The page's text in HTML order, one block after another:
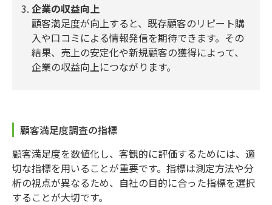
企業の収益向上
顧客満足度が向上すると、既存顧客のリピート購
入や口コミによる情報発信を期待できます。その
結果、売上の安定化や新規顧客の獲得によって、
企業の収益向上につながります。
顧客満足度調査の指標
顧客満足度を数値化し、客観的に評価するためには、適
切な指標を用いることが重要です。指標は測定方法や分
析の視点が異なるため、自社の目的に合った指標を選択
することが大切です。